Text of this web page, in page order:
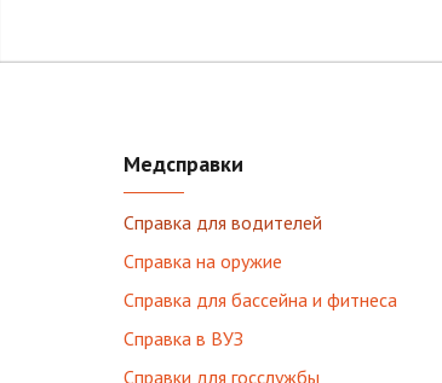
Медсправки
Справка для водителей
Справка на оружие
Справка для бассейна и фитнеса
Справка в ВУЗ
Справки для госслужбы